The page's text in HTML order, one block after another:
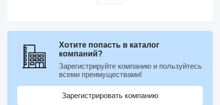
Хотите попасть в каталог
компаний?
Зарегистрируйте компанию и пользуйтесь
всеми преимуществами!
Зарегистрировать компанию